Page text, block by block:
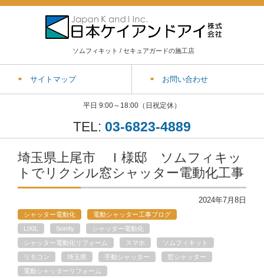
ソムフィキット / セキュアガードの施工店
サイトマップ お問い合わせ
平日 9:00～18:00（日祝定休）
TEL: 03-6823-4889
埼玉県上尾市 Ｉ様邸 ソムフィキッ
トでリクシル窓シャッター電動化工事
2024年7月8日
シャッター電動化
電動シャッター工事ブログ
LIXIL
Somfy
シャッター電動化
シャッター電動化リフォーム
スマホ
ソムフィキット
リモコン
埼玉県 手動シャッター
窓シャッター
電動シャッターリフォーム